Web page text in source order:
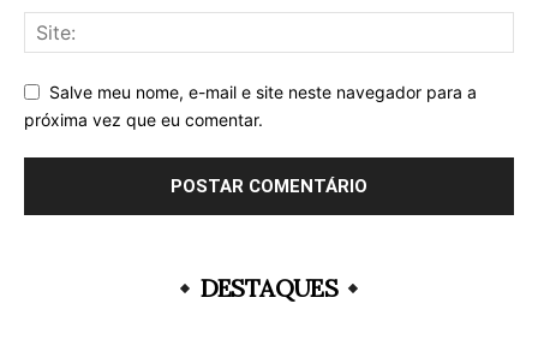
Salve meu nome, e-mail e site neste navegador para a
próxima vez que eu comentar.
DESTAQUES